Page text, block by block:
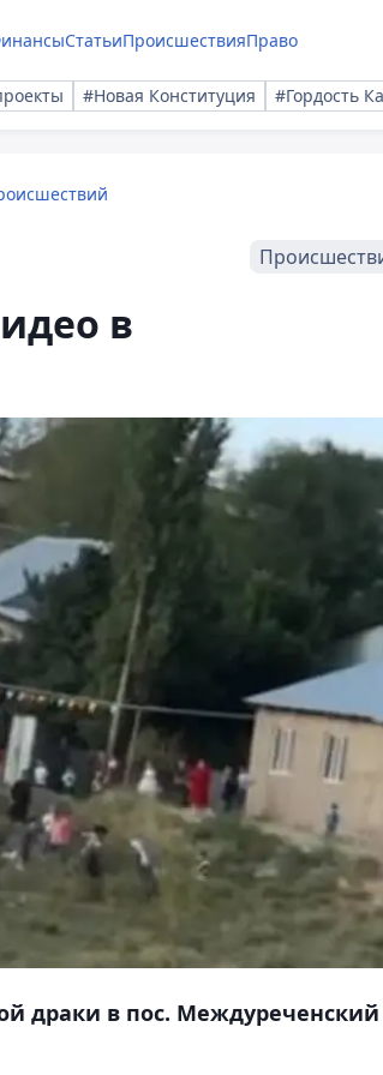
СтатьиПроисшествияПраво
#Новая Конституция #Гордость
в
драки в пос. Междуреченский